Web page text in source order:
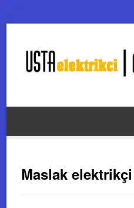
Maslak elektrikçi